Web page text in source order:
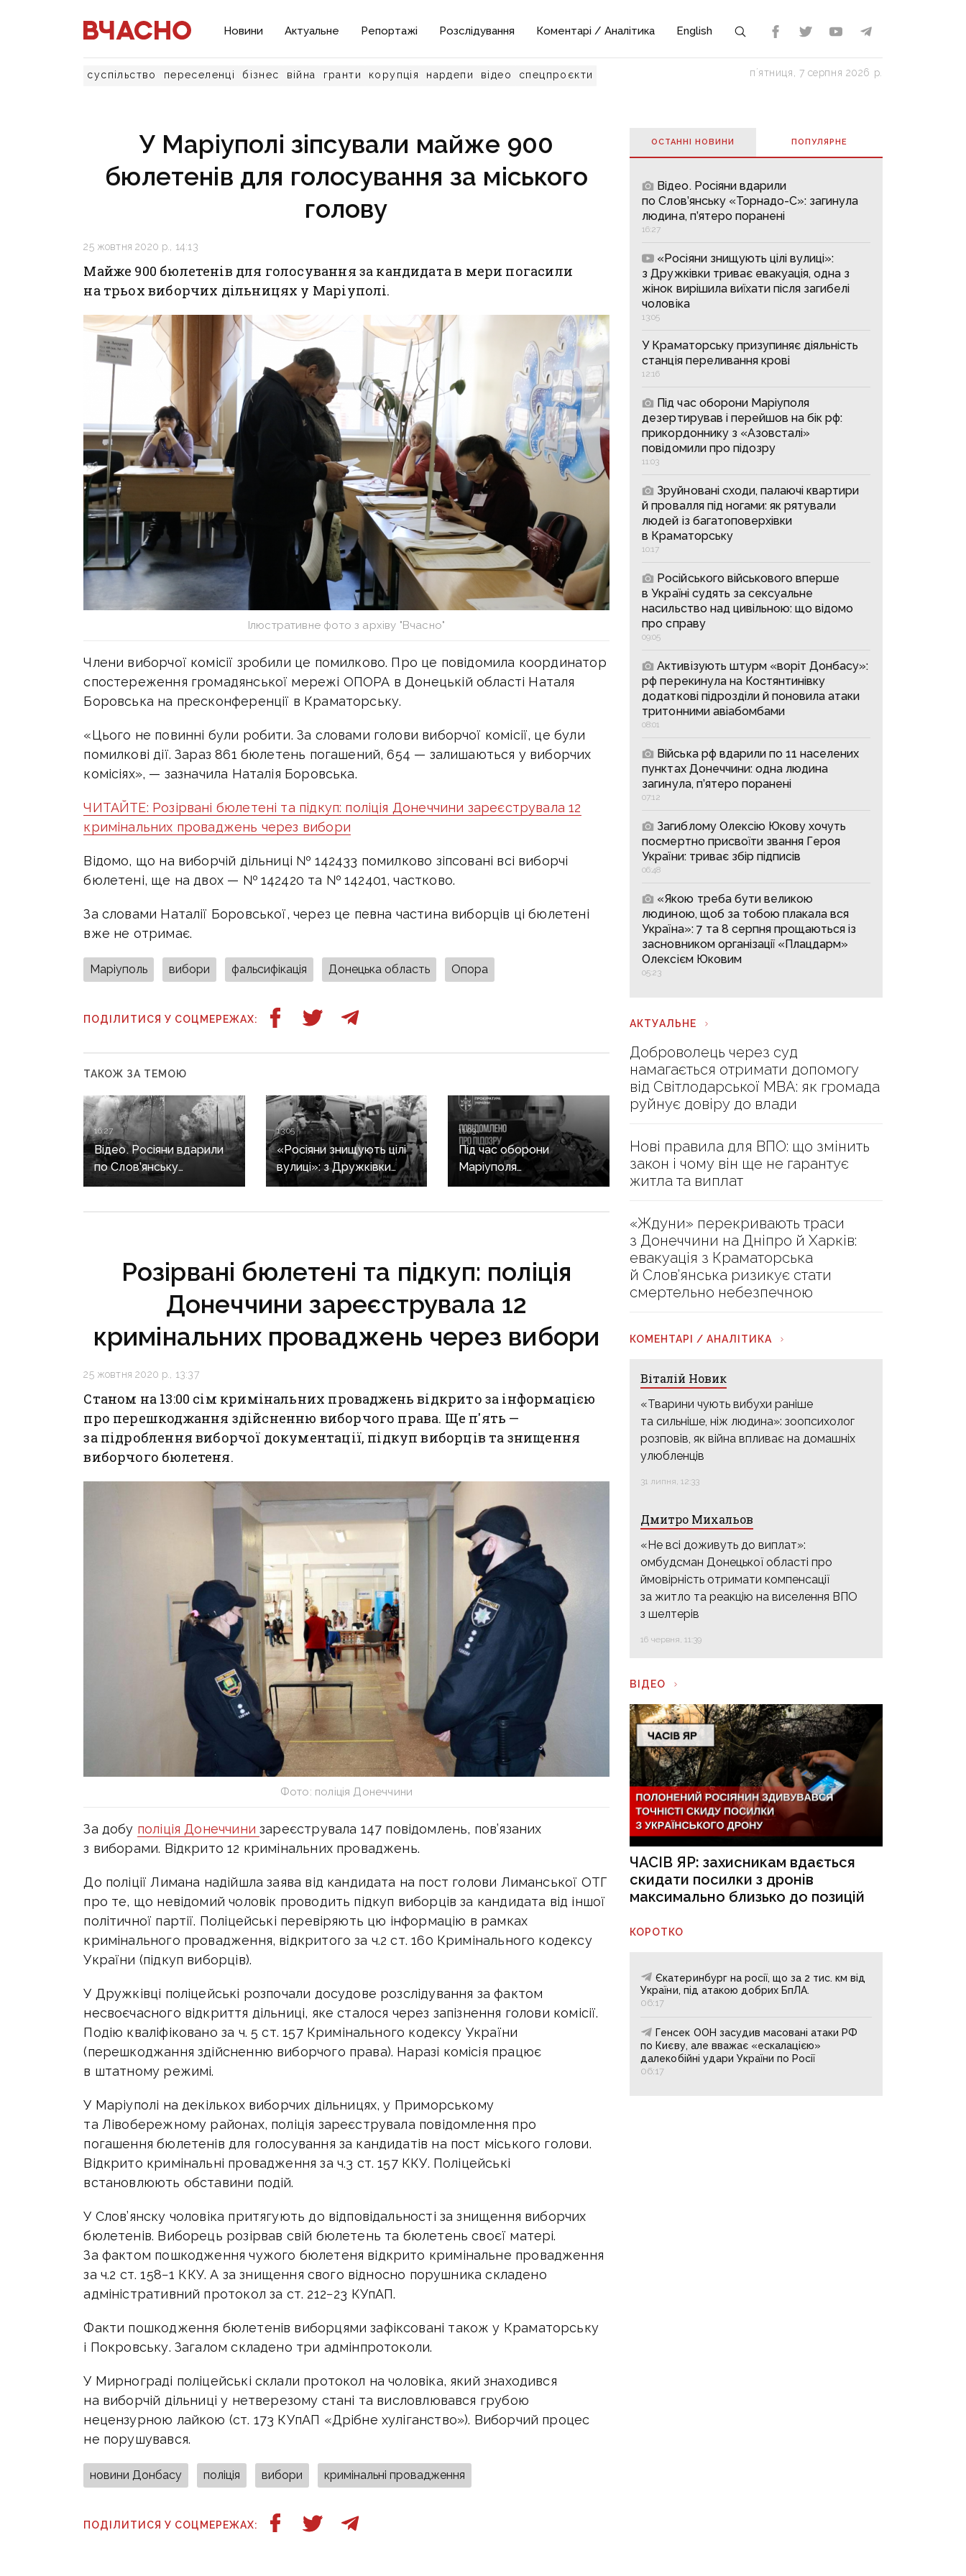
Новини Актуальне Репортажі Розслідування Коментарі / Аналітика English
суспільство переселенці бізнес війна гранти корупція нардепи відео спецпроєкти пʼятниця, 7 серпня 2026 р.
У Маріуполі зіпсували майже 900
бюлетенів для голосування за міського
голову
25 жовтня 2020 р., 14:13
Майже 900 бюлетенів для голосування за кандидата в мери погасили
на трьох виборчих дільницях у Маріуполі.
Ілюстративне фото з архіву "Вчасно"
Члени виборчої комісії зробили це помилково. Про це повідомила координатор
спостереження громадянської мережі ОПОРА в Донецькій області Наталя
Боровська на пресконференції в Краматорську.
«Цього не повинні були робити. За словами голови виборчої комісії, це були
помилкові дії. Зараз 861 бюлетень погашений, 654 — залишаються у виборчих
комісіях», — зазначила Наталія Боровська.
ЧИТАЙТЕ: Розірвані бюлетені та підкуп: поліція Донеччини зареєструвала 12
кримінальних проваджень через вибори
Відомо, що на виборчій дільниці № 142433 помилково зіпсовані всі виборчі
бюлетені, ще на двох — № 142420 та № 142401, частково.
За словами Наталії Боровської, через це певна частина виборців ці бюлетені
вже не отримає.
Маріуполь вибори фальсифікація Донецька область Опора
ПОДІЛИТИСЯ У СОЦМЕРЕЖАХ:
ТАКОЖ ЗА ТЕМОЮ
16:27
Відео. Росіяни вдарили
по Слов’янську
«Торнадо-С»: загинула
13:05
«Росіяни знищують цілі
вулиці»: з Дружківки
триває евакуація, одна з
11:03
Під час оборони
Маріуполя
дезертирував і
Розірвані бюлетені та підкуп: поліція
Донеччини зареєструвала 12
кримінальних проваджень через вибори
25 жовтня 2020 р., 13:37
Станом на 13:00 сім кримінальних проваджень відкрито за інформацією
про перешкоджання здійсненню виборчого права. Ще п'ять —
за підроблення виборчої документації, підкуп виборців та знищення
виборчого бюлетеня.
Фото: поліція Донеччини
За добу поліція Донеччинизареєструвала 147 повідомлень, пов’язаних
з виборами. Відкрито 12 кримінальних проваджень.
До поліції Лимана надійшла заява від кандидата на пост голови Лиманської ОТГ
про те, що невідомий чоловік проводить підкуп виборців за кандидата від іншої
політичної партії. Поліцейські перевіряють цю інформацію в рамках
кримінального провадження, відкритого за ч.2 ст. 160 Кримінального кодексу
України (підкуп виборців).
У Дружківці поліцейські розпочали досудове розслідування за фактом
несвоєчасного відкриття дільниці, яке сталося через запізнення голови комісії.
Подію кваліфіковано за ч. 5 ст. 157 Кримінального кодексу України
(перешкоджання здійсненню виборчого права). Наразі комісія працює
в штатному режимі.
У Маріуполі на декількох виборчих дільницях, у Приморському
та Лівобережному районах, поліція зареєструвала повідомлення про
погашення бюлетенів для голосування за кандидатів на пост міського голови.
Відкрито кримінальні провадження за ч.3 ст. 157 ККУ. Поліцейські
встановлюють обставини подій.
У Слов’янску чоловіка притягують до відповідальності за знищення виборчих
бюлетенів. Виборець розірвав свій бюлетень та бюлетень своєї матері.
За фактом пошкодження чужого бюлетеня відкрито кримінальне провадження
за ч.2 ст. 158−1 ККУ. А за знищення свого відносно порушника складено
адміністративний протокол за ст. 212−23 КУпАП.
Факти пошкодження бюлетенів виборцями зафіксовані також у Краматорську
і Покровську. Загалом складено три адмінпротоколи.
У Мирнограді поліцейські склали протокол на чоловіка, який знаходився
на виборчій дільниці у нетверезому стані та висловлювався грубою
нецензурною лайкою (ст. 173 КУпАП «Дрібне хуліганство»). Виборчий процес
не порушувався.
новини Донбасу поліція вибори кримінальні провадження
ПОДІЛИТИСЯ У СОЦМЕРЕЖАХ:
ОСТАННІ НОВИНИ ПОПУЛЯРНE
Відео. Росіяни вдарили
по Слов’янську «Торнадо-С»: загинула
людина, п’ятеро поранені
16:27
«Росіяни знищують цілі вулиці»:
з Дружківки триває евакуація, одна з
жінок вирішила виїхати після загибелі
чоловіка
13:05
У Краматорську призупиняє діяльність
станція переливання крові
12:16
Під час оборони Маріуполя
дезертирував і перейшов на бік рф:
прикордоннику з «Азовсталі»
повідомили про підозру
11:03
Зруйновані сходи, палаючі квартири
й провалля під ногами: як рятували
людей із багатоповерхівки
в Краматорську
10:17
Російського військового вперше
в Україні судять за сексуальне
насильство над цивільною: що відомо
про справу
09:05
Активізують штурм «воріт Донбасу»:
рф перекинула на Костянтинівку
додаткові підрозділи й поновила атаки
тритонними авіабомбами
08:01
Війська рф вдарили по 11 населених
пунктах Донеччини: одна людина
загинула, п’ятеро поранені
07:12
Загиблому Олексію Юкову хочуть
посмертно присвоїти звання Героя
України: триває збір підписів
06:48
«Якою треба бути великою
людиною, щоб за тобою плакала вся
Україна»: 7 та 8 серпня прощаються із
засновником організації «Плацдарм»
Олексієм Юковим
05:23
АКТУАЛЬНЕ
Доброволець через суд
намагається отримати допомогу
від Світлодарської МВА: як громада
руйнує довіру до влади
Нові правила для ВПО: що змінить
закон і чому він ще не гарантує
житла та виплат
«Ждуни» перекривають траси
з Донеччини на Дніпро й Харків:
евакуація з Краматорська
й Слов’янська ризикує стати
смертельно небезпечною
КОМЕНТАРІ / АНАЛІТИКА
Віталій Новик
«Тварини чують вибухи раніше
та сильніше, ніж людина»: зоопсихолог
розповів, як війна впливає на домашніх
улюбленців
31 липня, 12:33
Дмитро Михальов
«Не всі доживуть до виплат»:
омбудсман Донецької області про
ймовірність отримати компенсації
за житло та реакцію на виселення ВПО
з шелтерів
16 червня, 11:39
ВІДЕО
ЧАСІВ ЯР: захисникам вдається
скидати посилки з дронів
максимально близько до позицій
КОРОТКО
Єкатеринбург на росії, що за 2 тис. км від
України, під атакою добрих БпЛА.
06:17
Генсек ООН засудив масовані атаки РФ
по Києву, але вважає «ескалацією»
далекобійні удари України по Росії
06:17